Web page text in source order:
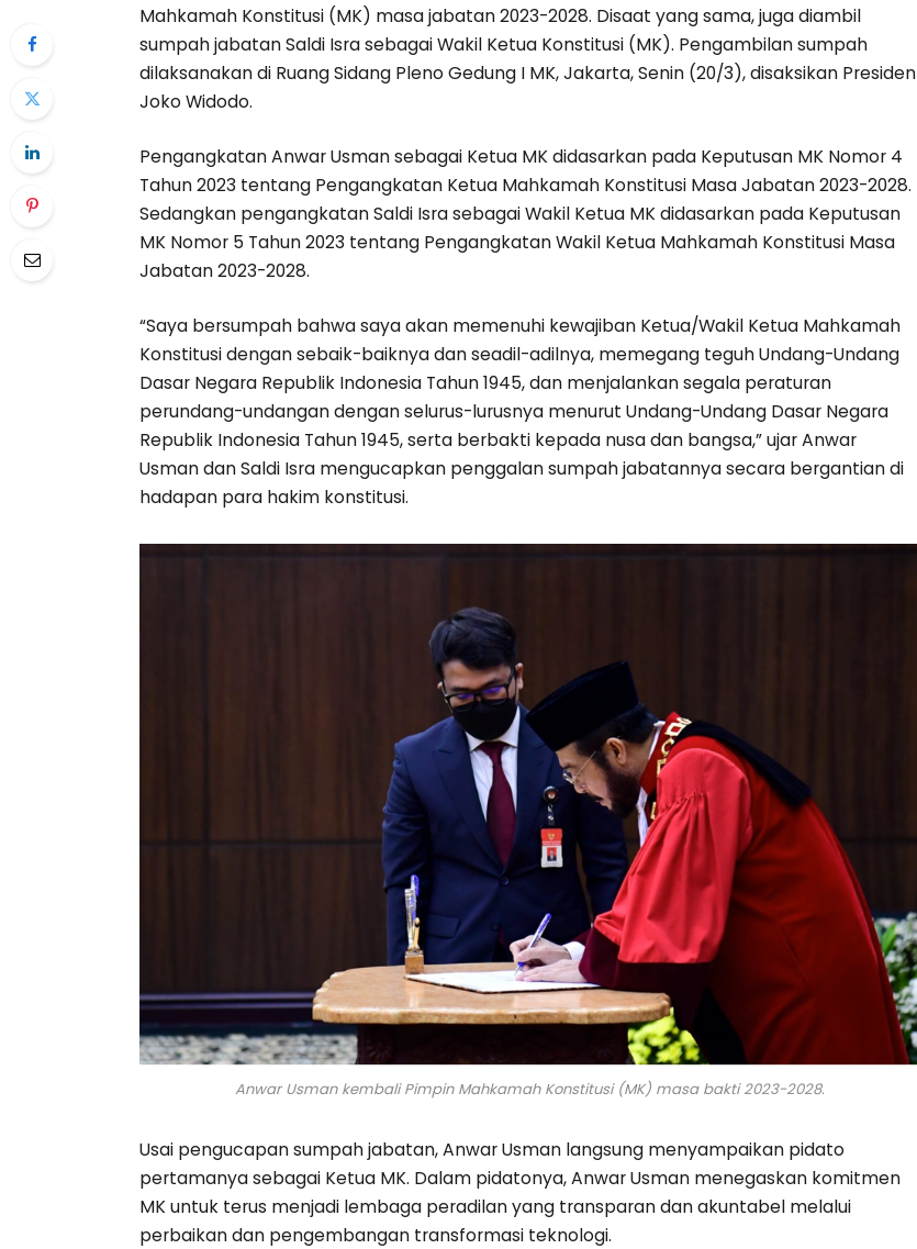
Mahkamah Konstitusi (MK) masa jabatan 2023-2028. Disaat yang sama, juga diambil
sumpah jabatan Saldi Isra sebagai Wakil Ketua Konstitusi (MK). Pengambilan sumpah
dilaksanakan di Ruang Sidang Pleno Gedung I MK, Jakarta, Senin (20/3), disaksikan Presiden
Joko Widodo.
Pengangkatan Anwar Usman sebagai Ketua MK didasarkan pada Keputusan MK Nomor 4
Tahun 2023 tentang Pengangkatan Ketua Mahkamah Konstitusi Masa Jabatan 2023-2028.
Sedangkan pengangkatan Saldi Isra sebagai Wakil Ketua MK didasarkan pada Keputusan
MK Nomor 5 Tahun 2023 tentang Pengangkatan Wakil Ketua Mahkamah Konstitusi Masa
Jabatan 2023-2028.
“Saya bersumpah bahwa saya akan memenuhi kewajiban Ketua/Wakil Ketua Mahkamah
Konstitusi dengan sebaik-baiknya dan seadil-adilnya, memegang teguh Undang-Undang
Dasar Negara Republik Indonesia Tahun 1945, dan menjalankan segala peraturan
perundang-undangan dengan selurus-lurusnya menurut Undang-Undang Dasar Negara
Republik Indonesia Tahun 1945, serta berbakti kepada nusa dan bangsa,” ujar Anwar
Usman dan Saldi Isra mengucapkan penggalan sumpah jabatannya secara bergantian di
hadapan para hakim konstitusi.
Anwar Usman kembali Pimpin Mahkamah Konstitusi (MK) masa bakti 2023-2028.
Usai pengucapan sumpah jabatan, Anwar Usman langsung menyampaikan pidato
pertamanya sebagai Ketua MK. Dalam pidatonya, Anwar Usman menegaskan komitmen
MK untuk terus menjadi lembaga peradilan yang transparan dan akuntabel melalui
perbaikan dan pengembangan transformasi teknologi.